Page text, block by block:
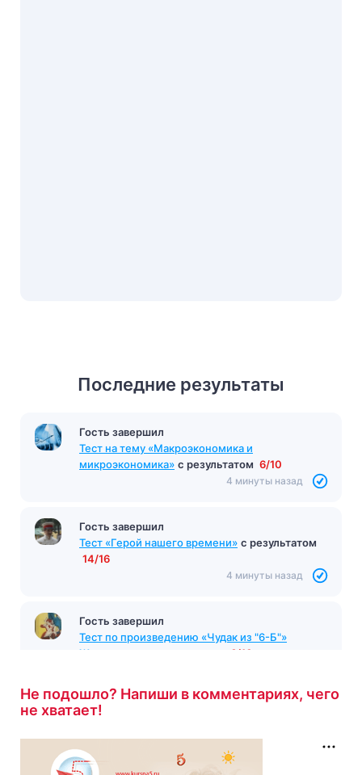
Последние результаты
Гость завершил
Тест на тему «Макроэкономика и
микроэкономика» с результатом 6/10
4 минуты назад
Гость завершил
Тест «Герой нашего времени» с результатом
14/16
4 минуты назад
Гость завершил
Тест по произведению «Чудак из "6-Б"»
Железников
6/10
Не подошло? Напиши в комментариях, чего
не хватает!